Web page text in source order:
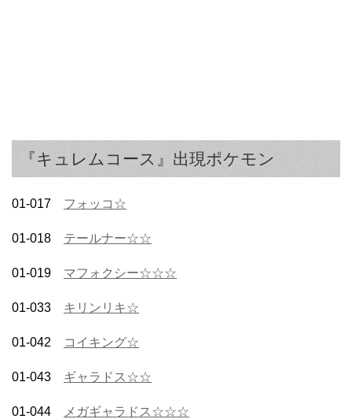
『キュレムコース』出現ポケモン
01-017 フォッコ☆
01-018 テールナー☆☆
01-019 マフォクシー☆☆☆
01-033 キリンリキ☆
01-042 コイキング☆
01-043 ギャラドス☆☆
01-044 メガギャラドス☆☆☆